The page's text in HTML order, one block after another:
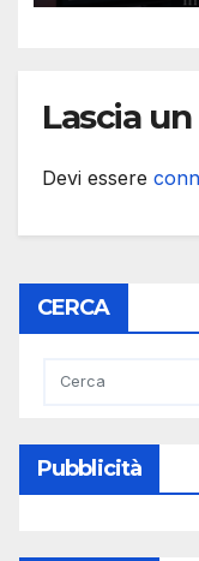
Lascia
Devi essere
CERCA
Pubblicità